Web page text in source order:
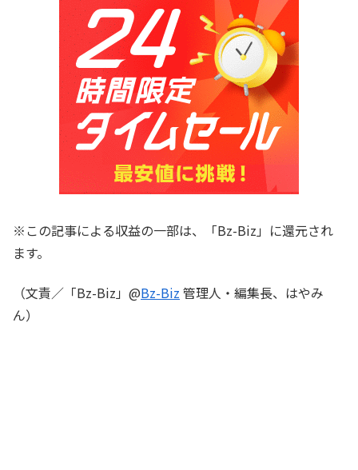
※この記事による収益の一部は、「Bz-Biz」に還元され
ます。
（文責／「Bz-Biz」@Bz-Biz 管理人・編集長、はやみ
ん）